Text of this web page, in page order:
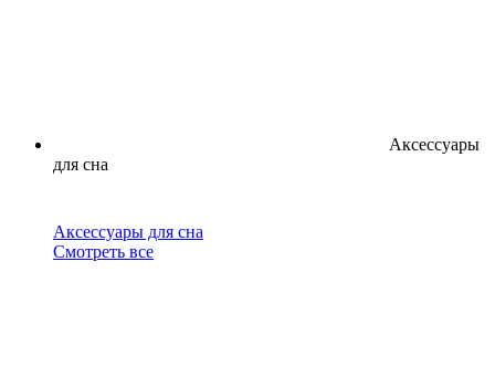
Аксессуары
для сна
Аксессуары для сна
Смотреть все